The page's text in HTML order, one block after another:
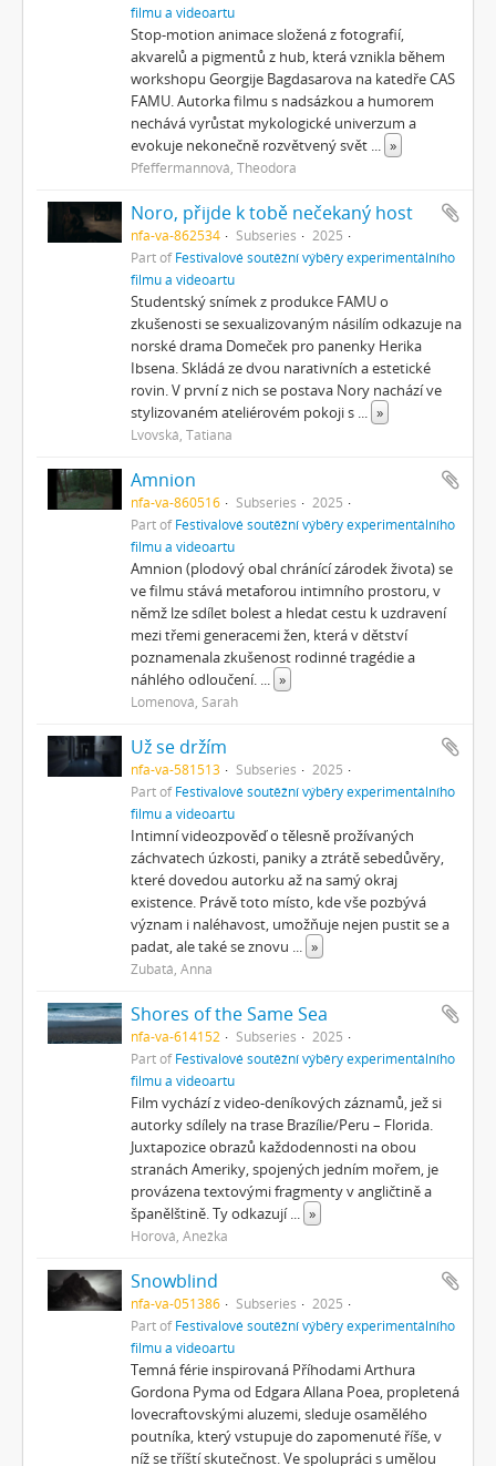
filmu a videoartu
Stop-motion animace složená z fotografií,
akvarelů a pigmentů z hub, která vznikla během
workshopu Georgije Bagdasarova na katedře CAS
FAMU. Autorka filmu s nadsázkou a humorem
nechává vyrůstat mykologické univerzum a
evokuje nekonečně rozvětvený svět ... »
Pfeffermannová, Theodora
Noro, přijde k tobě nečekaný host
nfa-va-862534 Subseries
2025
Part ofFestivalové soutěžní výběry experimentálního
filmu a videoartu
Studentský snímek z produkce FAMU o
zkušenosti se sexualizovaným násilím odkazuje na
norské drama Domeček pro panenky Herika
Ibsena. Skládá ze dvou narativních a estetické
rovin. V první z nich se postava Nory nachází ve
stylizovaném ateliérovém pokoji s ... »
Lvovská, Tatiana
Amnion
nfa-va-860516 Subseries
2025
Part ofFestivalové soutěžní výběry experimentálního
filmu a videoartu
Amnion (plodový obal chránící zárodek života) se
ve filmu stává metaforou intimního prostoru, v
němž lze sdílet bolest a hledat cestu k uzdravení
mezi třemi generacemi žen, která v dětství
poznamenala zkušenost rodinné tragédie a
náhlého odloučení. ... »
Lomenová, Sarah
Už se držím
nfa-va-581513 Subseries
2025
Part ofFestivalové soutěžní výběry experimentálního
filmu a videoartu
Intimní videozpověď o tělesně prožívaných
záchvatech úzkosti, paniky a ztrátě sebedůvěry,
které dovedou autorku až na samý okraj
existence. Právě toto místo, kde vše pozbývá
význam i naléhavost, umožňuje nejen pustit se a
padat, ale také se znovu ... »
Zubatá, Anna
Shores of the Same Sea
nfa-va-614152 Subseries
2025
Part ofFestivalové soutěžní výběry experimentálního
filmu a videoartu
Film vychází z video-deníkových záznamů, jež si
autorky sdílely na trase Brazílie/Peru – Florida.
Juxtapozice obrazů každodennosti na obou
stranách Ameriky, spojených jedním mořem, je
provázena textovými fragmenty v angličtině a
španělštině. Ty odkazují... »
Horová, Anežka
Snowblind
nfa-va-051386 Subseries
2025
Part ofFestivalové soutěžní výběry experimentálního
filmu a videoartu
Temná férie inspirovaná Příhodami Arthura
Gordona Pyma od Edgara Allana Poea, propletená
lovecraftovskými aluzemi, sleduje osamělého
poutníka, který vstupuje do zapomenuté říše, v
níž se tříští skutečnost. Ve spolupráci s umělou